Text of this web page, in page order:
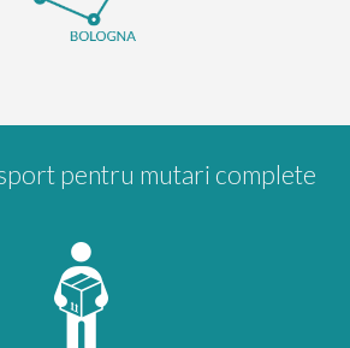
pentru mutari complete